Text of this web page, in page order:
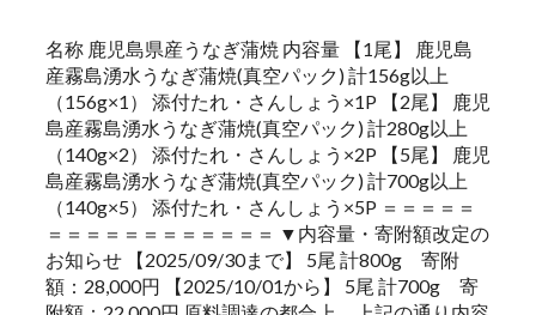
名称 鹿児島県産うなぎ蒲焼 内容量 【1尾】 鹿児島
産霧島湧水うなぎ蒲焼(真空パック) 計156g以上
（156g×1） 添付たれ・さんしょう×1P 【2尾】 鹿児
島産霧島湧水うなぎ蒲焼(真空パック) 計280g以上
（140g×2） 添付たれ・さんしょう×2P 【5尾】 鹿児
島産霧島湧水うなぎ蒲焼(真空パック) 計700g以上
（140g×5） 添付たれ・さんしょう×5P ＝＝＝＝＝
＝＝＝＝＝＝＝＝＝＝＝＝ ▼内容量・寄附額改定の
お知らせ 【2025/09/30まで】 5尾 計800g 寄附
額：28,000円 【2025/10/01から】 5尾 計700g 寄